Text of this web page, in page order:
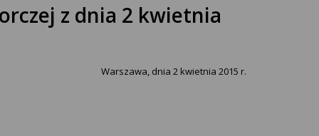
z dnia 2 kwietnia
Warszawa, dnia 2 kwietnia 2015 r.